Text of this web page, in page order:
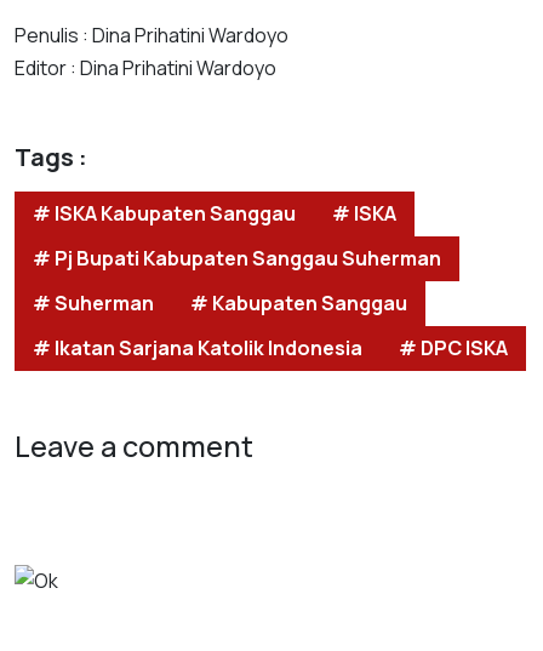
Penulis : Dina Prihatini Wardoyo
Editor : Dina Prihatini Wardoyo
Tags :
# ISKA Kabupaten Sanggau
# ISKA
# Pj Bupati Kabupaten Sanggau Suherman
# Suherman
# Kabupaten Sanggau
# Ikatan Sarjana Katolik Indonesia
# DPC ISKA
Leave a comment